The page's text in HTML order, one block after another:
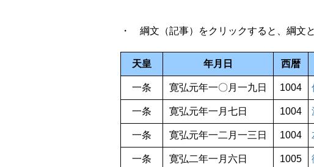
・ 綱文（記事）をクリックすると、綱文
天皇 年月日 西暦
一条 寛弘元年一〇月一九日 1004
一条 寛弘元年一月七日 1004
一条 寛弘元年一二月一三日 1004
一条 寛弘二年一月六日 1005